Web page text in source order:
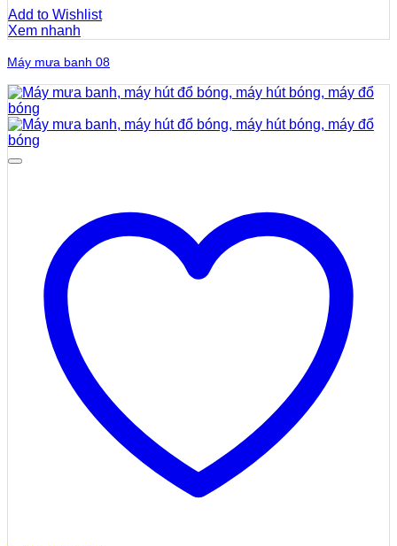
Add to Wishlist
Xem nhanh
Máy mưa banh 08